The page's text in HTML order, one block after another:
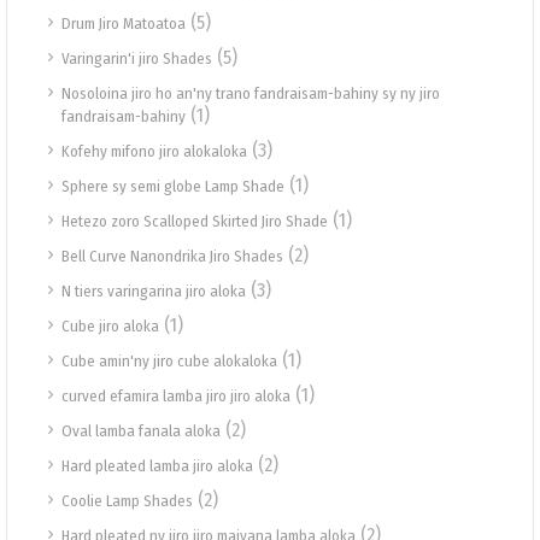
Drum Jiro Matoatoa (5)
Varingarin'i jiro Shades (5)
Nosoloina jiro ho an'ny trano fandraisam-bahiny sy ny jiro
fandraisam-bahiny (1)
Kofehy mifono jiro alokaloka (3)
Sphere sy semi globe Lamp Shade (1)
Hetezo zoro Scalloped Skirted Jiro Shade (1)
Bell Curve Nanondrika Jiro Shades (2)
N tiers varingarina jiro aloka (3)
Cube jiro aloka (1)
Cube amin'ny jiro cube alokaloka (1)
curved efamira lamba jiro jiro aloka (1)
Oval lamba fanala aloka (2)
Hard pleated lamba jiro aloka (2)
Coolie Lamp Shades (2)
Hard pleated ny jiro jiro maivana lamba aloka (2)